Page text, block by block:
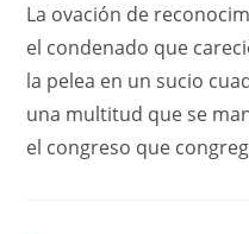
La ovación de
el condenado que
la pelea en un sucio
una multitud que se
el congreso que